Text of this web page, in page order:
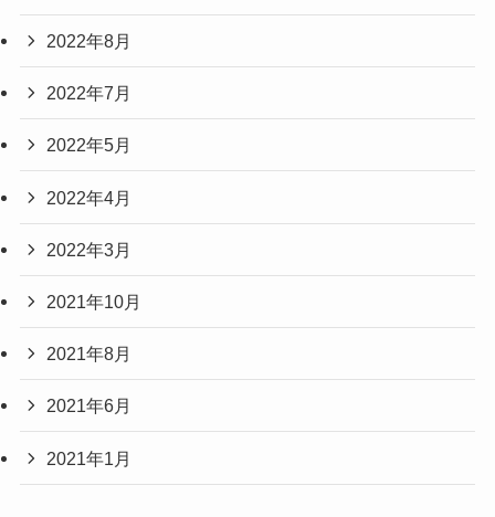
2022年8月
2022年7月
2022年5月
2022年4月
2022年3月
2021年10月
2021年8月
2021年6月
2021年1月